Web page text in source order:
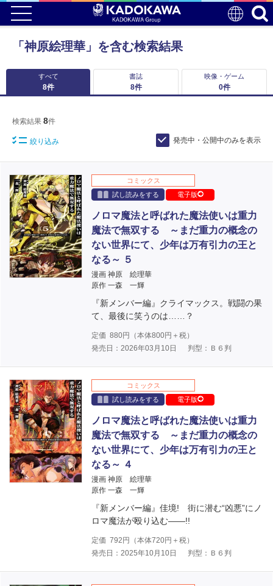
「神原絵理華」を含む検索結果
すべて
8件
書誌
8件
映像・ゲーム
0件
検索結果 8件
絞り込み 発売中・公開中のみを表示
コミックス
試し読みをする
電子版
ノロマ魔法と呼ばれた魔法使いは重力
魔法で無双する ～まだ重力の概念の
ない世界にて、少年は万有引力の王と
なる～ ５
漫画 神原 絵理華
原作 一森 一輝
『新メンバー編』クライマックス。戦闘の果
て、最後に笑うのは……？
定価 880円（本体800円＋税）
発売日：2026年03月10日
判型：Ｂ６判
コミックス
試し読みをする
電子版
ノロマ魔法と呼ばれた魔法使いは重力
魔法で無双する ～まだ重力の概念の
ない世界にて、少年は万有引力の王と
なる～ ４
漫画 神原 絵理華
原作 一森 一輝
『新メンバー編』佳境! 街に潜む“凶悪”にノ
ロマ魔法が殴り込む――!!
定価 792 円（本体720円＋税）
発売日：2025年10月10日
判型：Ｂ６判